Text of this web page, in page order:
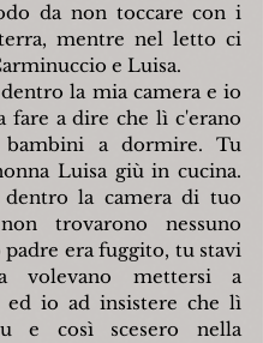
da non toccare con i
mentre nel letto ci
e Luisa.
la mia camera e io
fare a dire che lì c'erano
a dormire. Tu
Luisa giù in cucina.
dentro la camera di tuo
trovarono nessuno
era fuggito, tu stavi
volevano mettersi a
io ad insistere che lì
e così scesero nella